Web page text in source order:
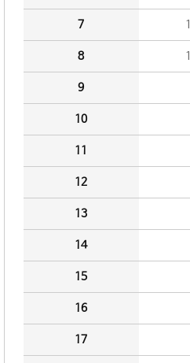
7
8
9
10
11
12
13
14
15
16
17